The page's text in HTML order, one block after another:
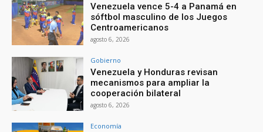
Venezuela vence 5-4 a Panamá en
sóftbol masculino de los Juegos
Centroamericanos
agosto 6, 2026
Gobierno
Venezuela y Honduras revisan
mecanismos para ampliar la
cooperación bilateral
agosto 6, 2026
Economía